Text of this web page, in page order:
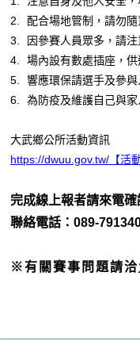
2. 配合場地管制，請勿隨
3. 因參賽人員眾多，請注
4. 場內設有數處插座，供
5. 響應環保請選手及參與
6. 為防疫及維護自己與家
大武鄉公所活動資訊
https://dwuu.gov.tw/【活
完成線上報者請來電
聯絡電話：089-
※有關賽事問題請洽